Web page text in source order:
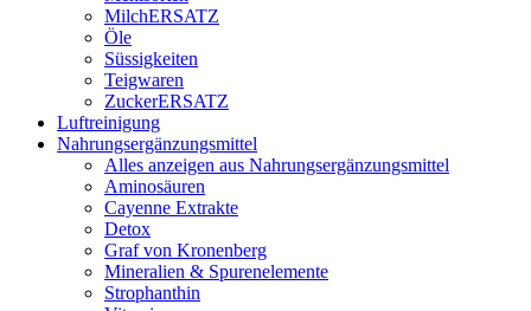
MilchERSATZ
Öle
Süssigkeiten
Teigwaren
ZuckerERSATZ
Luftreinigung
Nahrungsergänzungsmittel
Alles anzeigen aus Nahrungsergänzungsmittel
Aminosäuren
Cayenne Extrakte
Detox
Graf von Kronenberg
Mineralien & Spurenelemente
Strophanthin